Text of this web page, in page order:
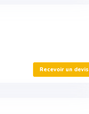
Recevoir un devis